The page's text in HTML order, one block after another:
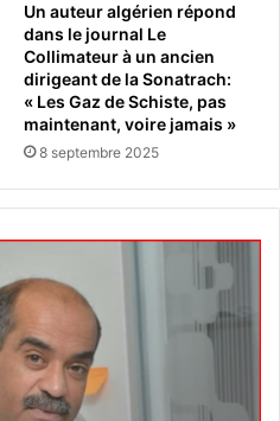
Un auteur algérien répond
dans le journal Le
Collimateur à un ancien
dirigeant de la Sonatrach:
« Les Gaz de Schiste, pas
maintenant, voire jamais »
8 septembre 2025